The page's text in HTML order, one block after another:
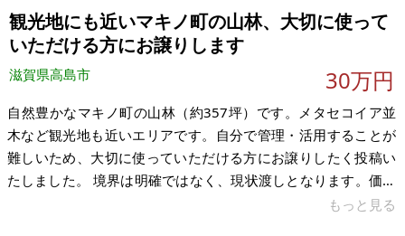
大型の普通車は慎重な運転が必要ですが、軽自動車やコンパク
トカー（アクア、ヤリスなど）であれば問題なく出入りできま
す。これまで時間貸し駐車場とし
観光地にも近いマキノ町の山林、大切に使って
いただける方にお譲りします
滋賀県高島市 30万円
自然豊かなマキノ町の山林（約357坪）です。メタセコイア並
木など観光地も近いエリアです。自分で管理・活用することが
難しいため、大切に使っていただける方にお譲りしたく投稿い
たしました。 境界は明確ではなく、現状渡しとなります。価格
もっと見る